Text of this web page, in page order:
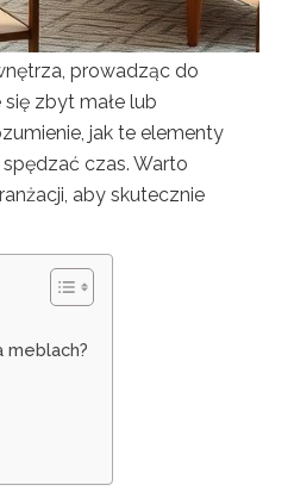
prowadząc do
zbyt małe lub
jak te elementy
czas. Warto
aby skutecznie
meblach?